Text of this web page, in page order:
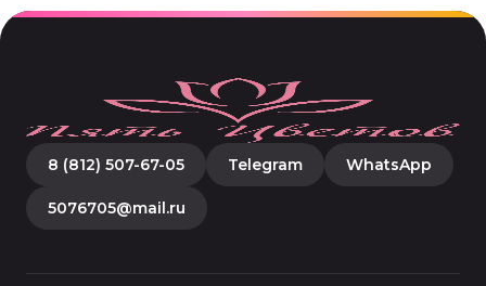
8 (812) 507-67-05 Telegram WhatsApp
5076705@mail.ru